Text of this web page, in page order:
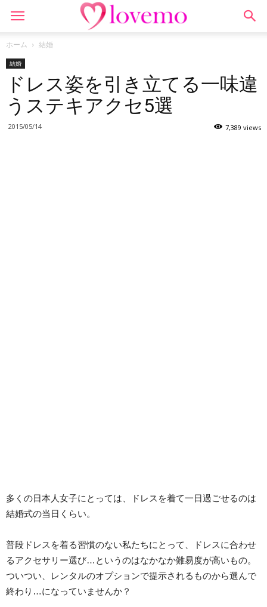
ホーム 結婚
結婚
ドレス姿を引き立てる一味違
うステキアクセ5選
2015/05/14 7,389 views
多くの日本人女子にとっては、ドレスを着て一日過ごせるのは
結婚式の当日くらい。
普段ドレスを着る習慣のない私たちにとって、ドレスに合わせ
るアクセサリー選び…というのはなかなか難易度が高いもの。
ついつい、レンタルのオプションで提示されるものから選んで
終わり…になっていませんか？